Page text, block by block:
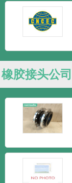
橡胶接头公司
新闻